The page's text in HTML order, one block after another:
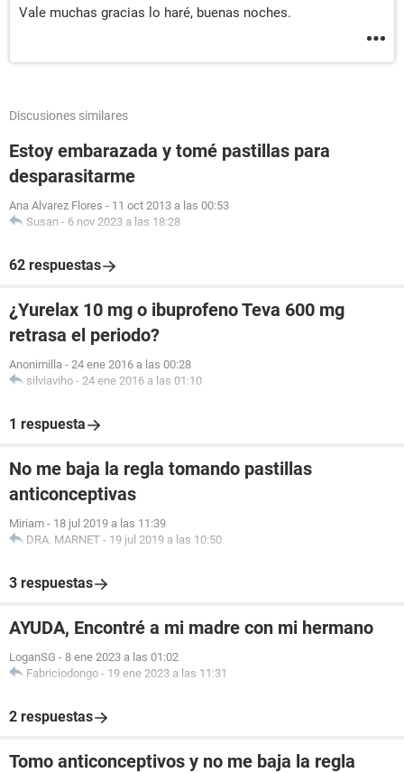
Vale muchas gracias lo haré, buenas noches.
Discusiones similares
Estoy embarazada y tomé pastillas para
desparasitarme
Ana Alvarez Flores - 11 oct 2013 a las 00:53
Susan - 6 nov 2023 a las 18:28
62 respuestas
¿Yurelax 10 mg o ibuprofeno Teva 600 mg
retrasa el periodo?
Anonimilla - 24 ene 2016 a las 00:28
silviaviho - 24 ene 2016 a las 01:10
1 respuesta
No me baja la regla tomando pastillas
anticonceptivas
Miriam - 18 jul 2019 a las 11:39
DRA. MARNET - 19 jul 2019 a las 10:50
3 respuestas
AYUDA, Encontré a mi madre con mi hermano
LoganSG - 8 ene 2023 a las 01:02
Fabriciodongo - 19 ene 2023 a las 11:31
2 respuestas
Tomo anticonceptivos y no me baja la regla